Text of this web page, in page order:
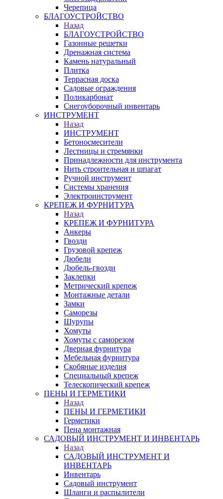
Черепица
БЛАГОУСТРОЙСТВО
Назад
БЛАГОУСТРОЙСТВО
Газонные решетки
Дренажная система
Камень натуральный
Плитка
Террасная доска
Садовые ограждения
Поликарбонат
Снегоуборочный инвентарь
ИНСТРУМЕНТ
Назад
ИНСТРУМЕНТ
Бетоносмесители
Лестницы и стремянки
Принадлежности для инструмента
Нить строительная и шпагат
Ручной инструмент
Системы хранения
Электроинструмент
КРЕПЕЖ И ФУРНИТУРА
Назад
КРЕПЕЖ И ФУРНИТУРА
Анкеры
Гвозди
Грузовой крепеж
Дюбели
Дюбель-гвозди
Заклепки
Метрический крепеж
Монтажные детали
Замки
Саморезы
Шурупы
Хомуты
Хомуты с саморезом
Дверная фурнитура
Мебельная фурнитура
Скобяные изделия
Специальный крепеж
Телескопический крепеж
ПЕНЫ И ГЕРМЕТИКИ
Назад
ПЕНЫ И ГЕРМЕТИКИ
Герметики
Пена монтажная
САДОВЫЙ ИНСТРУМЕНТ И ИНВЕНТАРЬ
Назад
САДОВЫЙ ИНСТРУМЕНТ И
ИНВЕНТАРЬ
Инвентарь
Садовый инструмент
Шланги и распылители